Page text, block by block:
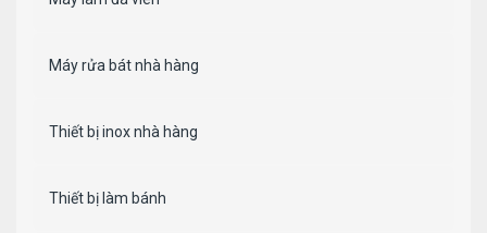
Máy rửa bát nhà hàng
Thiết bị inox nhà hàng
Thiết bị làm bánh